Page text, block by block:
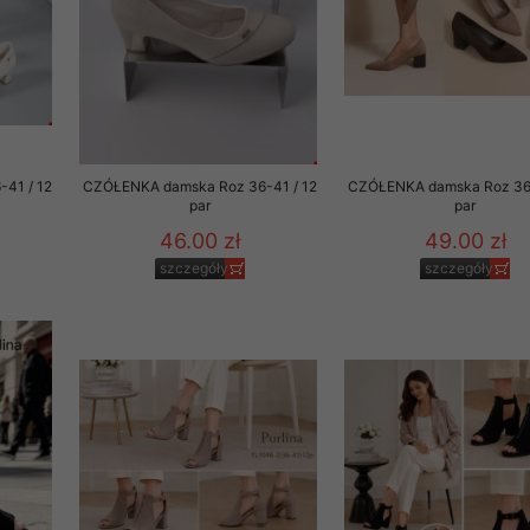
41 / 12
CZÓŁENKA damska Roz 36-41 / 12
par
46.00 zł
szczegóły
CZÓŁENKA damska Roz
par
49.00 zł
szczegóły
przez OMEZ
wycofanie zgody nie
oraz usunięcia
zautomatyzowanemu
Twoich
osobowych.